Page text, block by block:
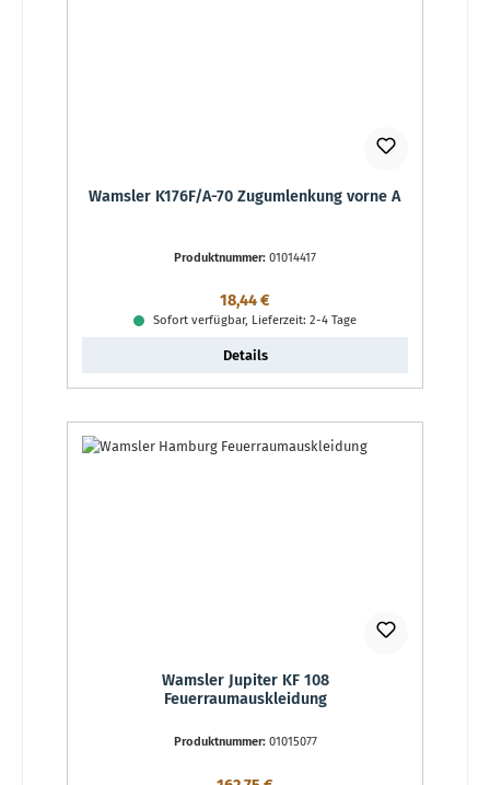
Wamsler K176F/A-70 Zugumlenkung vorne A
Produktnummer: 01014417
Regulärer Preis:
18,44 €
Sofort verfügbar, Lieferzeit: 2-4 Tage
Details
Wamsler Jupiter KF 108
Feuerraumauskleidung
Produktnummer: 01015077